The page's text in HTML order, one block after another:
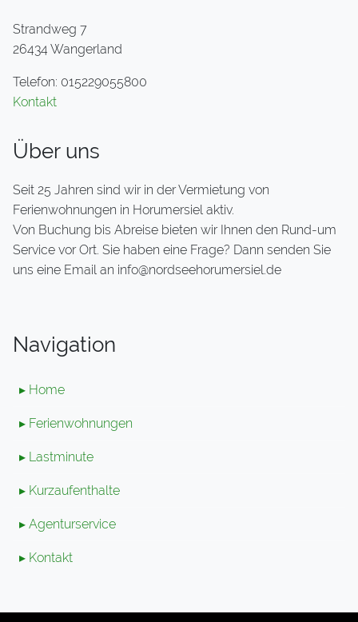
Strandweg 7
26434 Wangerland
Telefon: 015229055800
Kontakt
Über uns
Seit 25 Jahren sind wir in der Vermietung von
Ferienwohnungen in Horumersiel aktiv.
Von Buchung bis Abreise bieten wir Ihnen den Rund-um
Service vor Ort. Sie haben eine Frage? Dann senden Sie
uns eine Email an info@nordseehorumersiel.de
Navigation
▸ Home
▸ Ferienwohnungen
▸ Lastminute
▸ Kurzaufenthalte
▸ Agenturservice
▸ Kontakt